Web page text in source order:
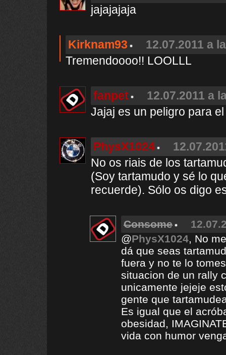
jajajajaja
Kirknam93
12.07.2011 a
Tremendoooo!! LOOLLL
fanpet
12.07.2011 a
Jajaj es un peligro para
PhysX1024
No os riais de los
(Soy tartamudo y sé lo
recuerde). Sólo os digo
Consome
@PhysX1024, No
dá que seas
fuera y no te lo
situacion de un rally
unicamente jejeje
gente que
Es igual que el
obesidad,
vida con humor